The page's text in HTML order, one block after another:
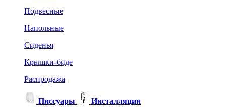
Подвесные
Напольные
Сиденья
Крышки-биде
Распродажа
Писсуары
Инсталляции